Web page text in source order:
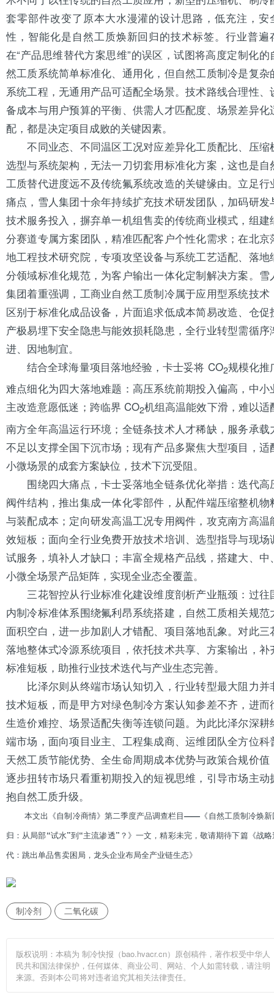
套零部件改变了原本大水漫灌的设计思路，低充注，安
性，智能化是自然工质焕新回归的技术标签。行业普遍
在“产品思维替代方案思维”的误区，试图将高度定制化的
然工质系统简单标准化、通用化，但自然工质制冷是复杂
系统工程，无通用产品可适配全场景。技术路线合理性、
备成本与用户预算的平衡、供需人才匹配度、场景差异化
配，都是决定项目成败的关键因素。
不同业态、不同温区工况对应差异化工质配比、压缩
选型与系统架构，无法一刀切套用标准化方案，这也是自
工质替代进度远不及传统氟系统改造的关键缘由。立足行
痛点，雪人集团十余年持续扩充技术研发团队，加码研发
技术服务投入，摒弃单一机组售卖的传统商业模式，组建
分赛道专属方案团队，精准匹配客户个性化需求；在北京
地工程技术研究院，专项攻坚设备与系统工艺适配、落地
分领域标准化规范，为客户输出一体化定制解决方案。雪
集团着重强调，工商业自然工质制冷属于应用型系统技术
区别于标准化成品设备，片面追求低成本简易改造、仓促
产极易埋下安全隐患与能效损耗隐患，全行业转型需循序
进、因地制宜。
结合全球海量项目落地经验，卡士妥将 CO2规模化推
难点细化为四大落地难题：高压系统前期投入偏高，中小
主改造意愿低迷；跨临界 CO2机组高温能效下滑，难以适
南方全年高温运行环境；全链条技术人才稀缺，服务承载
不足以支撑全国下沉市场；现有产品多聚焦大型项目，适
小微场景的成套方案缺位，技术下沉受阻。
围绕四大痛点，卡士妥落地全链条优化举措：迭代高
阀件结构，推出集成一体化零部件，从配件端压缩整机物
与装配成本；定向研发高温工况专用阀件，攻克南方高温
效短板；面向全行业免费开放技术培训、选型指导与现场
试服务，填补人才缺口；丰富全规格产品线，搭建大、中
小微全场景产品矩阵，实现全业态全覆盖。
三花智控从行业标准化建设维度剖析产业瓶颈：过往
内制冷标准体系围绕氟利昂系统搭建，自然工质相关规范
面积空白，进一步加剧人才错配、项目落地乱象。对此三
落地整体式冷源系统项目，依托技术共享、方案输出，补
标准短板，助推行业技术迭代与产业生态完善。
比泽尔则从终端市场认知切入，行业转型最大阻力并
技术短板，而是甲方对绿色制冷方案认知参差不齐，进而
生造价难控、场景适配失衡等连锁问题。为此比泽尔深耕
端市场，面向项目业主、工程集成商、运维团队全方位科
天然工质节能优势、全生命周期成本优势与政策合规价值
逐步扭转市场只看重初期投入的短视思维，引导市场主动
抱自然工质升级。
本文出《自制冷商情》第二季度产品调查栏目——《自然工质制冷焕新
归：从局部“试水”到“主流渗透”？》一文，精彩未完，敬请期待下篇《战
代：跳出单品售卖困局，龙头企业布局全产业链生态》
制冷剂 二氧化碳
版权说明：本稿为 制冷快报（bao.hvacr.cn）原创稿件，著作权受中华人
民共和国法律保护，任何媒体、商业公司、网站、个人如需转载，请注明
来源。否则本公司将对违者追究其相关法律责任。